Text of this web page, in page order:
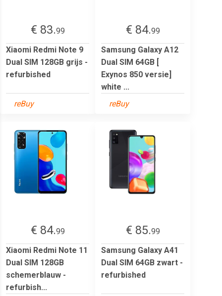
€ 83.99
Xiaomi Redmi Note 9
Dual SIM 128GB grijs -
refurbished
reBuy
€ 84.99
Samsung Galaxy A12
Dual SIM 64GB [
Exynos 850 versie]
white ...
reBuy
€ 84.99
Xiaomi Redmi Note 11
Dual SIM 128GB
schemerblauw -
refurbish...
€ 85.99
Samsung Galaxy A41
Dual SIM 64GB zwart -
refurbished